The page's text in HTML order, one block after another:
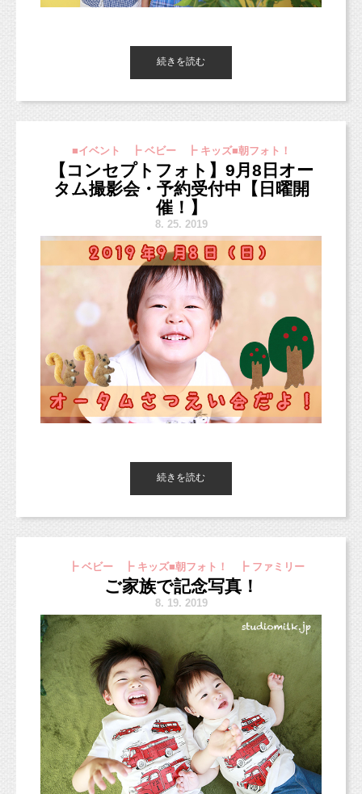
姉妹で撮ると、お姉ちゃんが大きくなったな〜
というのが、
より感じていただけますね！！
撮影したのが約４ヶ月の時、送っていただいたのがもう８ヶ月！
フレームの中のベビーちゃんと実際のベビーちゃんを
見ると違いがとっても分かりますね。
より身近に成長を感じることが出来ると思います。
またちょっと子育てに疲れちゃったなあ〜・・・と
いう日もあるかと思いますが、そういう時に、パッと目につくと
飾ってあると、それを見て、頑張るぞ！という気持ちになれると
思います（＾＾）b
新スタジオに移転に当たって、
商品のラインナップも少し変更等ございますが、
ぜひぜひ思い出を形に残してくださいね！
撮影後にやっぱり作りたい！という場合もお気軽にご連絡くださ
今回、お写真を送っていただき、本当にありがとうございまし
た！
https://www.studiomilk.jp/news_dtl/entry/854
ご予約受付中ですが、スタジオサンプルが9月
末〜10月頭に公開予定です。
また9月23日〜10月2日までは移転作業のためお
休みとなりますので、
ご注意ください。
小物をなくしてしまったんだけど大丈夫？
卒業式に着たいから、それまで待ってもらえな
い？
など、ご不明な点は、どうぞ個別にご相談くだ
スタッフの判断で、
3,000円分のチケットをお渡しいたします！
フォーマルな洋装、スーツ、ドレスも受付いた
します。
その場合も、3,000円分のチケットとさせていた
だきます。
極度の汚れや破損のあるもの、取扱いの難しい
正絹の着物など、
着物の状態によっては、お受け取りをお断りす
る場合もございます。
ご了承くださいませ。
撮影料金を下げ、それに合わせて内容もボリュ
ームダウンしております。
増税でさらに料金を上げたくなかったので、思
い切って下げました。
代わりにリピーター割引はなくしましたが、
ライン登録者には撮影時に毎回「えほんぶっ
く」をプレゼントいたします。
また、これまで撮影を進めていく中で、
3パターンは多いかな、と考えていました。
６ヶ月未満の赤ちゃんにとっては特に。
ただ、1パターンだと、慣れて心が開く前に撮影
ータ50枚となりました。
スタジオミルクをご利用したことがある方なら
おわかりかと思いますが、50枚以上お渡しでき
ると思います。
また、「少しでいいんです」という方のために
台紙プランもご用意しております。
台紙があれば良いと言う方はこちらのプランも
オススメです。
移転の関係で、
まだまだご予約が入っていません。
七五三撮影の予約もほぼ希望日時で受けられる
と思いますので
ぜひご検討くださいませ！
嬉しくってこの笑顔（＾＾）b
好きと一緒に撮影するとこんなに笑顔になっち
パパもママもお子様も皆で楽しく撮影できちゃ
ママがたくさんへえアクセサリーを持ってきて
さて本日は、スマッシュケーキの撮影できてく
スマッシュケーキ撮影は、アメリカでは1歳の記
念に、
ということで広まって人気のイベントですが、
スタジオミルクでは特に1歳だけの撮影としてご
案内はしていません。
こんにちは、東京都杉並区のフォトスタジオ
「スタジオミルク」です。
暑さも少しやわらいできましたね！
お天気も少し悪目だったりしますが、
それが終わったらもう秋なんでしょうか？
季節の変わり目、体調など崩されないように気
新オリジナルプラン＊（10/3から適用）
https://www.studiomilk.jp/news_dtl/entry/854
10月3日から新スタジオでの撮影となります。
上記の価格になりますので、ご了承ください。
続きを読む
■イベント ┣ ベビー ┣ キッズ■朝フォト！
【コンセプトフォト】9月8日オー
タム撮影会・予約受付中【日曜開
催！】
8. 25. 2019
東京都杉並区のフォトスタジオ「スタジオミルク」です。
9月のコンセプトフォトの準備ができました（＾＾*）
お待たせしました！！
ぜひ9月の思い出作りに遊びにいらしてくださいね♡
本当はお月見撮影会だったんですが、
いい背景を見つけられなかったので・・・・
オータム撮影会という感じにシフトチェンジさせていただきまし
た！
（すみません・・・＞＜；）
オータム撮影会【コンセプトフ
続きを読む
┣ ベビー ┣ キッズ■朝フォト！ ┣ ファミリー
ご家族で記念写真！
8. 19. 2019